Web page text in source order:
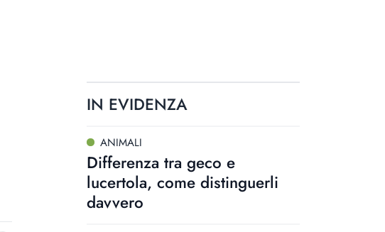
IN EVIDENZA
ANIMALI
Differenza tra geco e
lucertola, come distinguerli
davvero